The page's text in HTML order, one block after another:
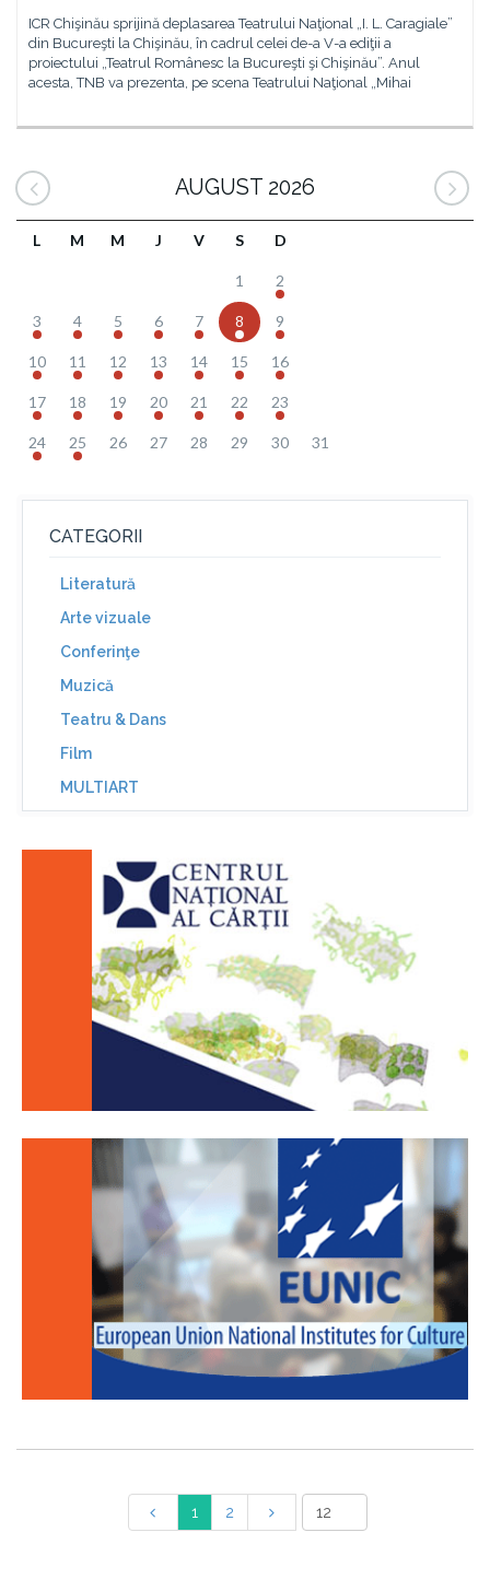
ICR Chişinău sprijină deplasarea Teatrului Naţional „I. L. Caragiale”
din Bucureşti la Chişinău, în cadrul celei de-a V-a ediţii a
proiectului „Teatrul Românesc la Bucureşti şi Chişinău”. Anul
acesta, TNB va prezenta, pe scena Teatrului Naţional „Mihai
AUGUST 2026
L M M J V S D
1 2
3 4 5 6 7 8 9
10 11 12 13 14 15 16
17 18 19 20 21 22 23
24 25 26 27 28 29 30 31
CATEGORII
Literatură
Arte vizuale
Conferinţe
Muzică
Teatru & Dans
Film
MULTIART
1 2